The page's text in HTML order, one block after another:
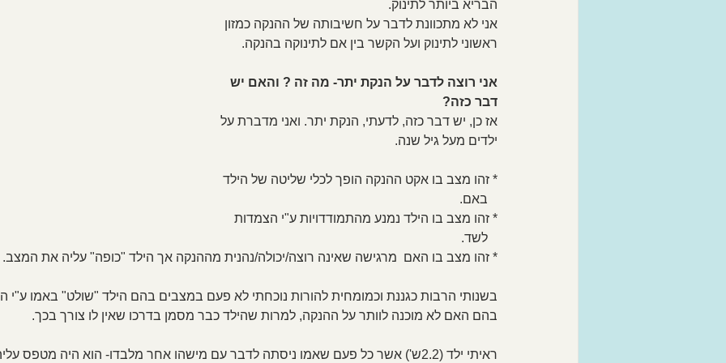
הבריא ביותר לתינוק.
אני לא מתכוונת לדבר על חשיבותה של ההנקה כמזון
ראשוני לתינוק ועל הקשר בין אם לתינוקה בהנקה.
אני רוצה לדבר על הנקת יתר- מה זה ? והאם יש
דבר כזה?
אז כן, יש דבר כזה, לדעתי, הנקת יתר. ואני מדברת על
ילדים מעל גיל שנה.
* זהו מצב בו אקט ההנקה הופך לכלי שליטה של הילד
* זהו מצב בו הילד נמנע מהתמודדויות ע"י הצמדות
* זהו מצב בו האם  מרגישה שאינה רוצה/יכולה/נהנית מההנקה אך הילד "כופה" עליה את המצב.
בשנותי הרבות כגננת וכמומחית להורות נוכחתי לא פעם במצבים בהם הילד "שולט" באמו ע"י
בהם האם לא מוכנה לוותר על ההנקה, למרות שהילד כבר מסמן בדרכו שאין לו צורך בכך.
ראיתי ילד (2.2ש') אשר כל פעם שאמו ניסתה לדבר עם מישהו אחר מלבדו- הוא היה מטפס